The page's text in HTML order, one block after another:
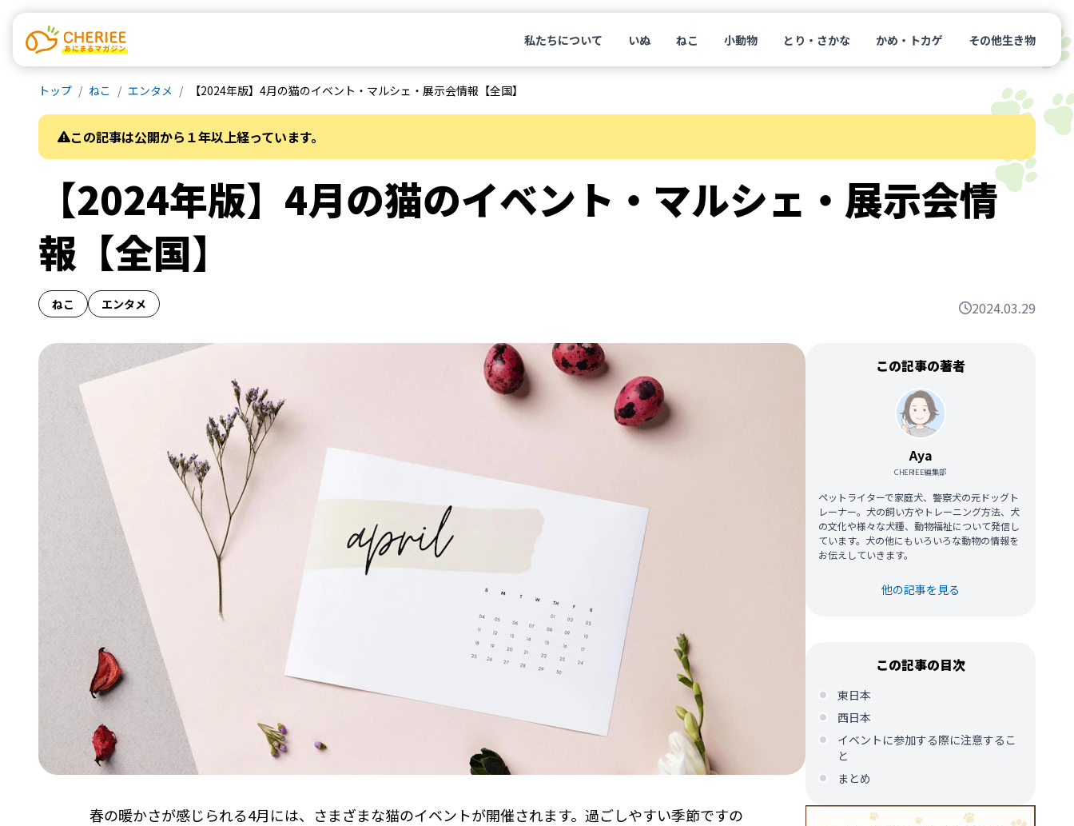
私たちについて いぬ ねこ 小動物 とり・さかな かめ・トカゲ その他生き物
トップ ねこ エンタメ 【2024年版】4月の猫のイベント・マルシェ・展示会情報【全国】
この記事は公開から１年以上経っています。
【2024年版】4月の猫のイベント・マルシェ・展示会情
報【全国】
ねこ エンタメ 2024.03.29
春の暖かさが感じられる4月には、さまざまな猫のイベントが開催されます。過ごしやすい季節ですの
この記事の著者
Aya
CHERIEE編集部
ペットライターで家庭犬、警察犬の元ドッグト
レーナー。犬の飼い方やトレーニング方法、犬
の文化や様々な犬種、動物福祉について発信し
ています。犬の他にもいろいろな動物の情報を
お伝えしていきます。
他の記事を見る
この記事の目次
東日本
西日本
イベントに参加する際に注意するこ
と
まとめ